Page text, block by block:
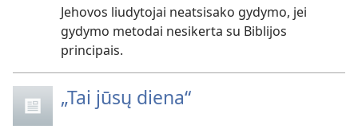
Jehovos liudytojai neatsisako gydymo, jei
gydymo metodai nesikerta su Biblijos
principais.
„Tai jūsų diena“